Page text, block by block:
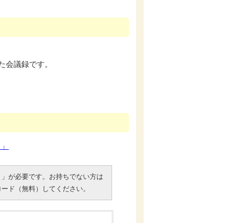
会議録です。
が必要です。お持ちでない方は
ド（無料）してください。